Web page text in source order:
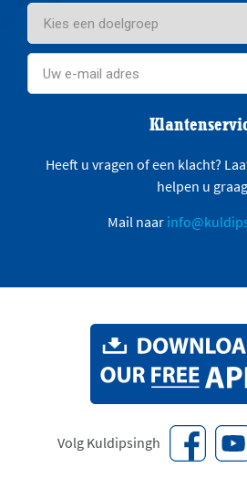
Heeft u vragen of een klacht?
helpen u
Mail naar
Volg Kuldipsingh